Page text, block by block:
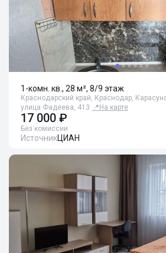
1-комн. кв., 28 м², 8/9 этаж
Краснодарский край, Краснодар,
улица Фадеева, 413 📍 На карте
17 000 ₽
Без комиссии
ИсточникЦИАН